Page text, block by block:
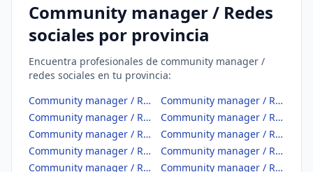
Community manager / Redes
sociales por provincia
Encuentra profesionales de community manager /
redes sociales en tu provincia:
Community manager / Redes sociales en Albacete
Community manager / Redes sociales en Alicante/Alacant
Community manager / Redes sociales en Almería
Community manager / Redes sociales en Araba/Álava
Community manager / Redes sociales en Asturias
Community manager / Redes sociales en Ávila
Community manager / Redes sociales en Badajoz
Community manager / Redes sociales en Balears, Illes
Community manager / Redes sociales en Barcelona
Community manager / Redes sociales en Bizkaia